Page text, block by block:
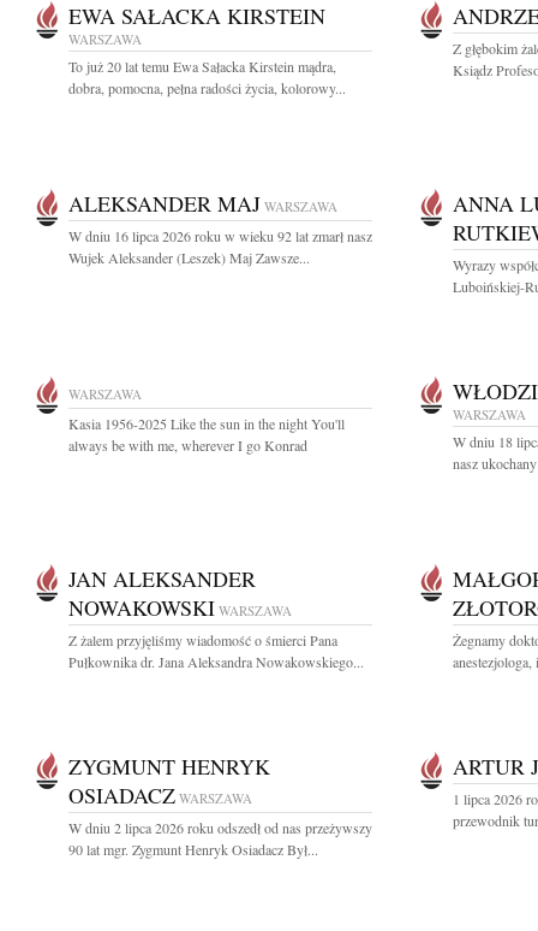
EWA SAŁACKA KIRSTEIN
WARSZAWA
To już 20 lat temu Ewa Sałacka Kirstein mądra,
dobra, pomocna, pełna radości życia, kolorowy...
Z głębokim
Ksiądz
ALEKSANDER MAJ WARSZAWA
W dniu 16 lipca 2026 roku w wieku 92 lat zmarł nasz
Wujek Aleksander (Leszek) Maj Zawsze...
ANNA
Wyrazy
Luboińskiej-
WARSZAWA
Kasia 1956-2025 Like the sun in the night You'll
always be with me, wherever I go Konrad
WARSZAWA
W dniu 18
nasz
JAN ALEKSANDER
NOWAKOWSKI WARSZAWA
Z żalem przyjęliśmy wiadomość o śmierci Pana
Pułkownika dr. Jana Aleksandra Nowakowskiego...
Żegnamy
ZYGMUNT HENRYK
OSIADACZ WARSZAWA
W dniu 2 lipca 2026 roku odszedł od nas przeżywszy
90 lat mgr. Zygmunt Henryk Osiadacz Był...
ARTUR
1 lipca 2026
przewodnik